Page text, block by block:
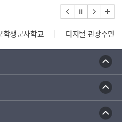
학생군사학교
디지털 관광주민증